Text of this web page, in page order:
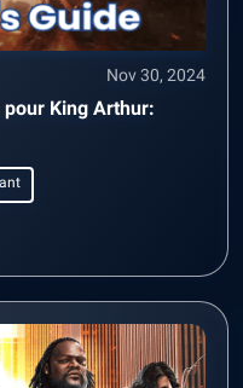
Nov 30, 2024
pour King Arthur: